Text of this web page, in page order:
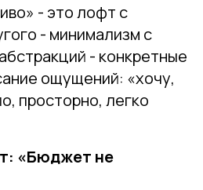
- это лофт с
- минимализм с
- конкретные
ощущений: «хочу,
просторно, легко
«Бюджет не